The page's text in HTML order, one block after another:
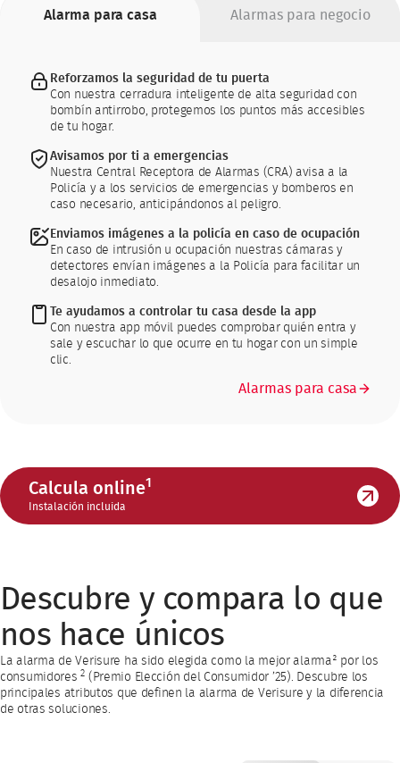
Alarma para casa Alarmas para negocio
Reforzamos la seguridad de tu puerta
Con nuestra cerradura inteligente de alta seguridad con
bombín antirrobo, protegemos los puntos más accesibles
de tu hogar.
Avisamos por ti a emergencias
Nuestra Central Receptora de Alarmas (CRA) avisa a la
Policía y a los servicios de emergencias y bomberos en
caso necesario, anticipándonos al peligro.
Enviamos imágenes a la policía en caso de ocupación
En caso de intrusión u ocupación nuestras cámaras y
detectores envían imágenes a la Policía para facilitar un
desalojo inmediato.
Te ayudamos a controlar tu casa desde la app
Con nuestra app móvil puedes comprobar quién entra y
sale y escuchar lo que ocurre en tu hogar con un simple
clic.
Alarmas para casa
Calcula online1
Instalación incluida
Descubre y compara lo que
nos hace únicos
La alarma de Verisure ha sido elegida como la mejor alarma² por los
consumidores2 (Premio Elección del Consumidor ’25). Descubre los
principales atributos que definen la alarma de Verisure y la diferencia
de otras soluciones.